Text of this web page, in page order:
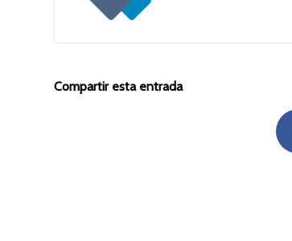
Compartir esta entrada